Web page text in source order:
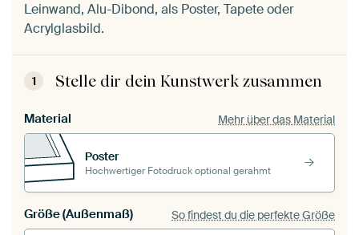
Leinwand, Alu-Dibond, als Poster, Tapete oder
Acrylglasbild.
1 Stelle dir dein Kunstwerk zusammen
Material Mehr über das Material
Poster
Hochwertiger Fotodruck optional gerahmt
Größe (Außenmaß) So findest du die perfekte Größe